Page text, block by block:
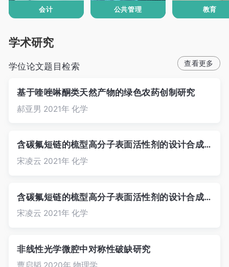
会计 公共管理 教育
学术研究
学位论文题目检索
基于喹唑啉酮类天然产物的绿色农药创制研究
郝亚男 2021年 化学
含碳氟短链的梳型高分子表面活性剂的设计合成、性能及应用研究
宋凌云 2021年 化学
含碳氟短链的梳型高分子表面活性剂的设计合成、性能及应用研究
宋凌云 2021年 化学
非线性光学微腔中对称性破缺研究